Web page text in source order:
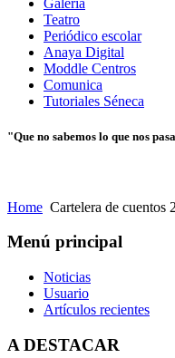
Galería
Teatro
Periódico escolar
Anaya Digital
Moddle Centros
Comunica
Tutoriales Séneca
"Que no sabemos lo que nos
Home Cartelera de cuentos
Menú principal
Noticias
Usuario
Artículos recientes
A DESTACAR